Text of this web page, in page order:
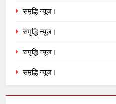
समृद्धि न्यूज।
समृद्धि न्यूज।
समृद्धि न्यूज।
समृद्धि न्यूज।